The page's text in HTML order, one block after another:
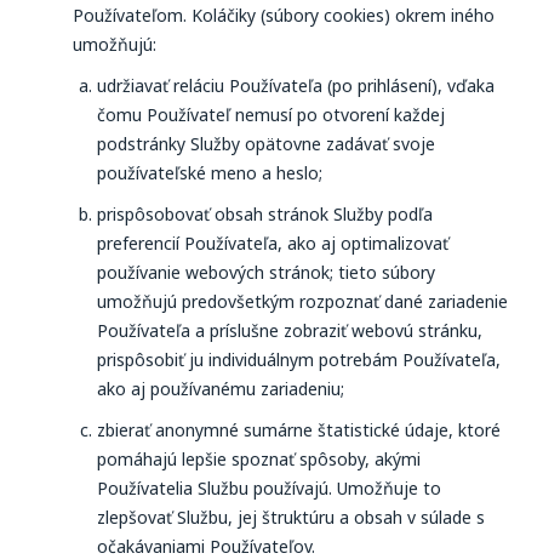
Používateľom. Koláčiky (súbory cookies) okrem iného
umožňujú:
udržiavať reláciu Používateľa (po prihlásení), vďaka
čomu Používateľ nemusí po otvorení každej
podstránky Služby opätovne zadávať svoje
používateľské meno a heslo;
prispôsobovať obsah stránok Služby podľa
preferencií Používateľa, ako aj optimalizovať
používanie webových stránok; tieto súbory
umožňujú predovšetkým rozpoznať dané zariadenie
Používateľa a príslušne zobraziť webovú stránku,
prispôsobiť ju individuálnym potrebám Používateľa,
ako aj používanému zariadeniu;
zbierať anonymné sumárne štatistické údaje, ktoré
pomáhajú lepšie spoznať spôsoby, akými
Používatelia Službu používajú. Umožňuje to
zlepšovať Službu, jej štruktúru a obsah v súlade s
očakávaniami Používateľov.